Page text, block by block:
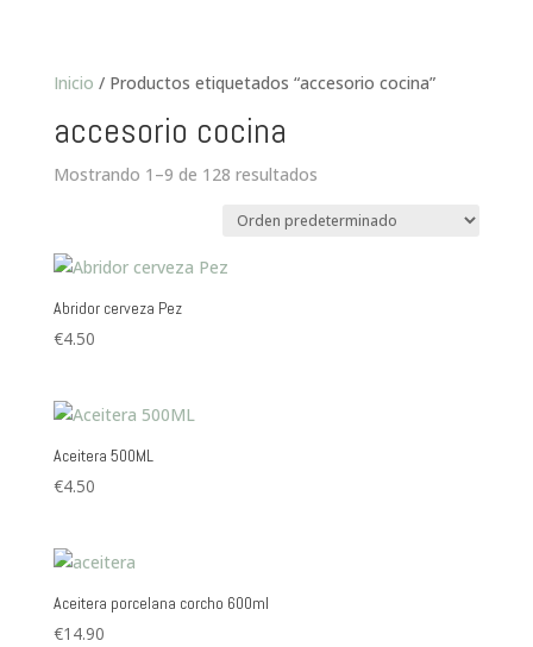
Inicio / Productos etiquetados “accesorio cocina”
accesorio cocina
Mostrando 1–9 de 128 resultados
Abridor cerveza Pez
€4.50
Aceitera 500ML
€4.50
Aceitera porcelana corcho 600ml
€14.90